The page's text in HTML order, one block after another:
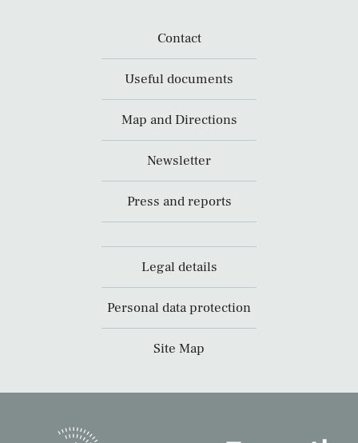
Contact
Useful documents
Map and Directions
Newsletter
Press and reports
Legal details
Personal data protection
Site Map